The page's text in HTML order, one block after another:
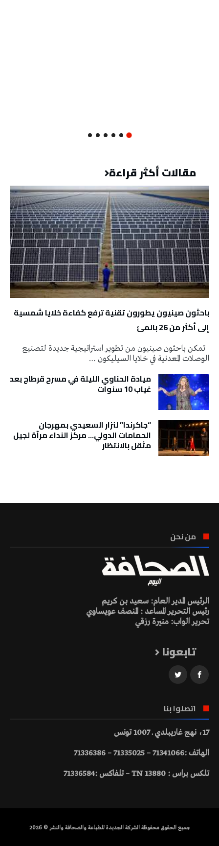
مقالات أكثر قراءة
باحثون صينيون يطورون تقنية ترفع كفاءة خلايا شمسية
إلى أكثر من 26 بالمئ
تمكن باحثون صينيون من تطوير استراتيجية جديدة لتصنيع
الوصلات المعدنية في خلايا السيليكون …
ميادة الحناوي الليلة في مسرح قرطاج بعد
غياب 10 سنوات
“جاكرندا” لنزار السعيدي بمهرجان
الحمامات الدولي… مركز النداء مرآة لجيل
مثقل بالانتظار
من نحن
الرئيس المدير العام: سعيد بن كريم
رئيس التحرير المساعد : المنصف عويساوي
تحرير الواب: منيرة رزقي
تابعونا
اتصلوا بنا
17، نهج غاريبلدي ـ 1007 تونس
الهاتف :71341066 – 71335025 – 71336386
تلكس براس : 13880 TN – تلفاكس :71336584
جميع الحقوق محفوظة الشركة الجديدة للطباعة والصحافة والنشر © 2026